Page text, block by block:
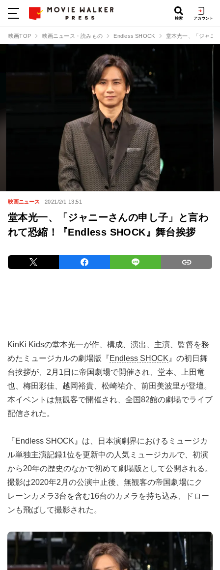
検索 アカウント
映画TOP 映画ニュース・読みもの Endless SHOCK 堂本光一、「ジャニ
映画ニュース 2021/2/1 13:51
堂本光一、「ジャニーさんの申し子」と言わ
れて恐縮！『Endless SHOCK』舞台挨拶
KinKi Kidsの堂本光⼀が作、構成、演出、主演、監督を務
めたミュージカルの劇場版『Endless SHOCK 』の初日舞
台挨拶が、2⽉1⽇に帝国劇場で開催され、堂本、上⽥⻯
也、梅⽥彩佳、越岡裕貴、松崎祐介、前⽥美波⾥が登壇。
本イベントは無観客で開催され、全国82館の劇場でライブ
配信された。
『Endless SHOCK』は、⽇本演劇界におけるミュージカ
ル単独主演記録1位を更新中の人気ミュージカルで、初演
から20年の歴史のなかで初めて劇場版として公開される。
撮影は2020年2⽉の公演中⽌後、無観客の帝国劇場にク
レーンカメラ3台を含む16台のカメラを持ち込み、ドロー
ンも⾶ばして撮影された。